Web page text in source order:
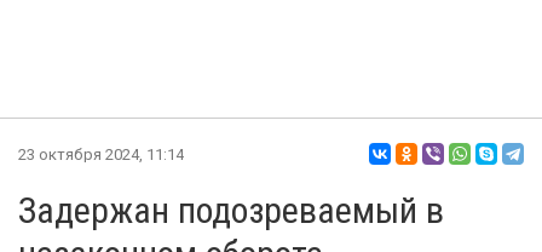
23 октября 2024, 11:14
Задержан подозреваемый в